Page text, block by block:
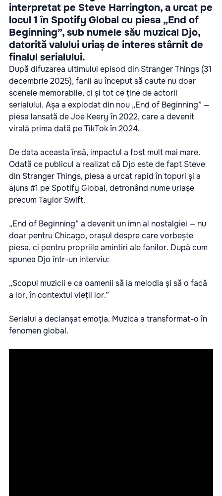
interpretat pe Steve Harrington, a urcat pe
locul 1 în Spotify Global cu piesa „End of
Beginning”, sub numele său muzical Djo,
datorită valului uriaș de interes stârnit de
finalul serialului.
După difuzarea ultimului episod din Stranger Things (31
decembrie 2025), fanii au început să caute nu doar
scenele memorabile, ci și tot ce ține de actorii
serialului. Așa a explodat din nou „End of Beginning” —
piesa lansată de Joe Keery în 2022, care a devenit
virală prima dată pe TikTok în 2024.
De data aceasta însă, impactul a fost mult mai mare.
Odată ce publicul a realizat că Djo este de fapt Steve
din Stranger Things, piesa a urcat rapid în topuri și a
ajuns #1 pe Spotify Global, detronând nume uriașe
precum Taylor Swift.
„End of Beginning” a devenit un imn al nostalgiei — nu
doar pentru Chicago, orașul despre care vorbește
piesa, ci pentru propriile amintiri ale fanilor. După cum
spunea Djo într-un interviu:
„Scopul muzicii e ca oamenii să ia melodia și să o facă
a lor, în contextul vieții lor.”
Serialul a declanșat emoția. Muzica a transformat-o în
fenomen global.